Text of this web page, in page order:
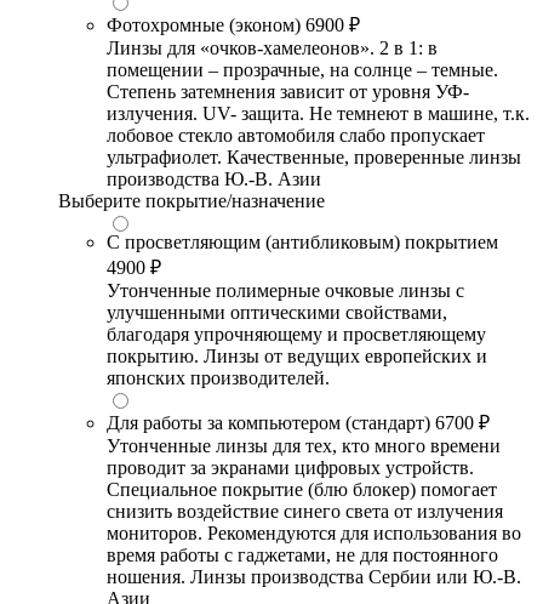
Фотохромные (эконом) 6900 ₽
Линзы для «очков-хамелеонов». 2 в 1: в
помещении – прозрачные, на солнце – темные.
Степень затемнения зависит от уровня УФ-
излучения. UV- защита. Не темнеют в машине, т.к.
лобовое стекло автомобиля слабо пропускает
ультрафиолет. Качественные, проверенные линзы
производства Ю.-В. Азии
Выберите покрытие/назначение
С просветляющим (антибликовым) покрытием
4900 ₽
Утонченные полимерные очковые линзы с
улучшенными оптическими свойствами,
благодаря упрочняющему и просветляющему
покрытию. Линзы от ведущих европейских и
японских производителей.
Для работы за компьютером (стандарт) 6700 ₽
Утонченные линзы для тех, кто много времени
проводит за экранами цифровых устройств.
Специальное покрытие (блю блокер) помогает
снизить воздействие синего света от излучения
мониторов. Рекомендуются для использования во
время работы с гаджетами, не для постоянного
ношения. Линзы производства Сербии или Ю.-В.
Азии